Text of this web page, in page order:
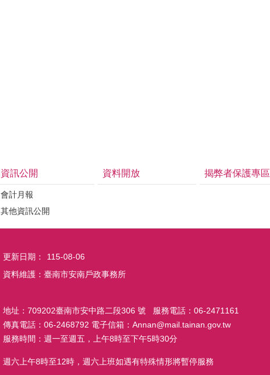
資訊公開
會計月報
其他資訊公開
資料開放 揭弊者保護專區
更新日期：
115-08-06
資料維護：臺南市安南戶政事務所
地址：709202臺南市安中路二段306 號 服務電話：06-2471161
傳真電話：06-2468792 電子信箱：Annan@mail.tainan.gov.tw
服務時間：週一至週五，上午8時至下午5時30分
週六上午8時至12時，週六上班如遇有特殊情形將暫停服務